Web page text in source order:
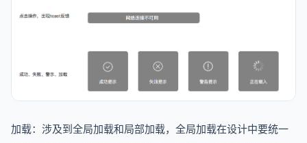
加载：涉及到全局加载和局部加载，全局加载在设计中要统一